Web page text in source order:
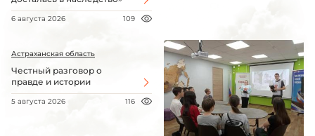
6 августа 2026 109
Астраханская область
Честный разговор о
правде и истории
5 августа 2026 116